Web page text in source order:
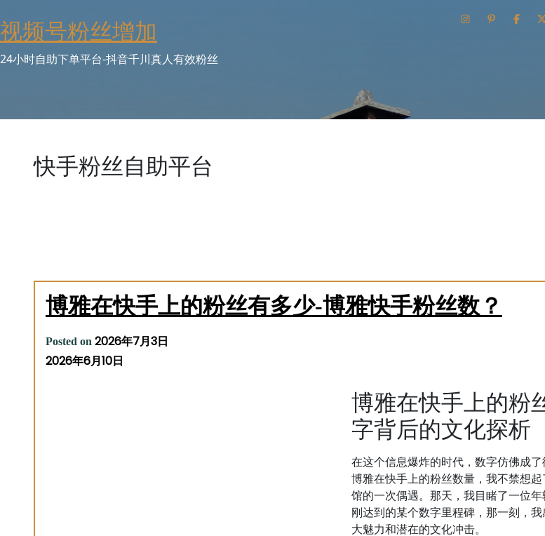
to
content
视频号粉丝增加
24小时自助下单平台-抖音千川真人有效粉丝
快手粉丝自助平台
博雅在快手上的粉丝有多少-博雅快手粉丝数？
Posted on 2026年7月3日
2026年6月10日
博雅在快手上的粉
字背后的文化探析
在这个信息爆炸的时代，数字仿佛成了
博雅在快手上的粉丝数量，我不禁想
馆的一次偶遇。那天，我目睹了一位
刚达到的某个数字里程碑，那一刻，
大魅力和潜在的文化冲击。